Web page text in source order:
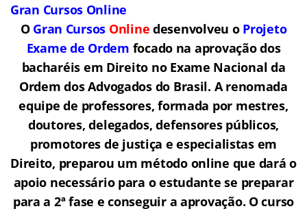
Gran Cursos Online
O Gran Cursos Online desenvolveu o Projeto
Exame de Ordem focado na aprovação dos
bacharéis em Direito no Exame Nacional da
Ordem dos Advogados do Brasil. A renomada
equipe de professores, formada por mestres,
doutores, delegados, defensores públicos,
promotores de justiça e especialistas em
Direito, preparou um método online que dará o
apoio necessário para o estudante se preparar
para a 2ª fase e conseguir a aprovação. O curso